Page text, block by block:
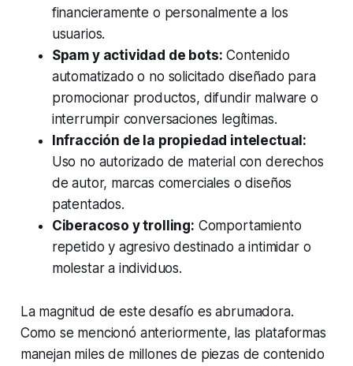
financieramente o personalmente a los
usuarios.
Spam y actividad de bots: Contenido
automatizado o no solicitado diseñado para
promocionar productos, difundir malware o
interrumpir conversaciones legítimas.
Infracción de la propiedad intelectual:
Uso no autorizado de material con derechos
de autor, marcas comerciales o diseños
patentados.
Ciberacoso y trolling: Comportamiento
repetido y agresivo destinado a intimidar o
molestar a individuos.
La magnitud de este desafío es abrumadora.
Como se mencionó anteriormente, las plataformas
manejan miles de millones de piezas de contenido